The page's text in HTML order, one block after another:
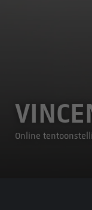
Online